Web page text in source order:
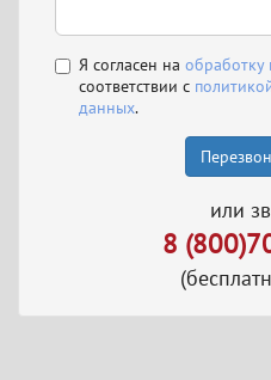
Я согласен на обработку
соответствии с
данных.
или
8